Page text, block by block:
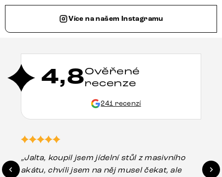
Více na našem Instagramu
4,8Ověřené
recenze
241 recenzí
„Jalta, koupil jsem jídelní stůl z masivního
akátu, chvíli jsem na něj musel čekat, ale